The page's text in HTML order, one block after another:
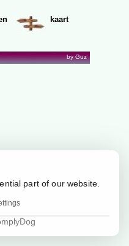
kaart
by Guz
part of our website.